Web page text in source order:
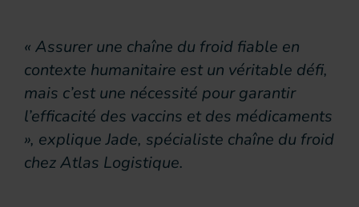
« Assurer une chaîne du froid fiable en
contexte humanitaire est un véritable défi,
mais c’est une nécessité pour garantir
l’efficacité des vaccins et des médicaments
», explique Jade, spécialiste chaîne du froid
chez Atlas Logistique.